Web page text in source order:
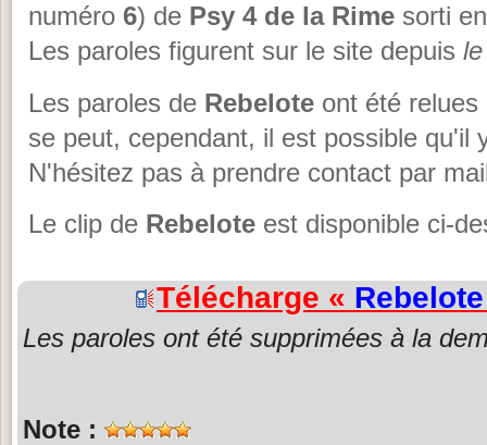
numéro 6) de Psy 4 de la Rime sorti
Les paroles figurent sur le site depuis
Les paroles de Rebelote ont été
se peut, cependant, il est possible qu'il
N'hésitez pas à prendre contact par
Le clip de Rebelote est disponible ci-
Télécharge « Rebelote
Les paroles ont été supprimées à la
Note :